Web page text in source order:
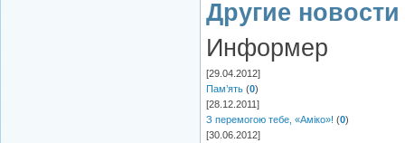
Другие
Информер
[29.04.2012]
Пам’ять (0)
[28.12.2011]
З перемогою тебе, «Аміко»! (0)
[30.06.2012]